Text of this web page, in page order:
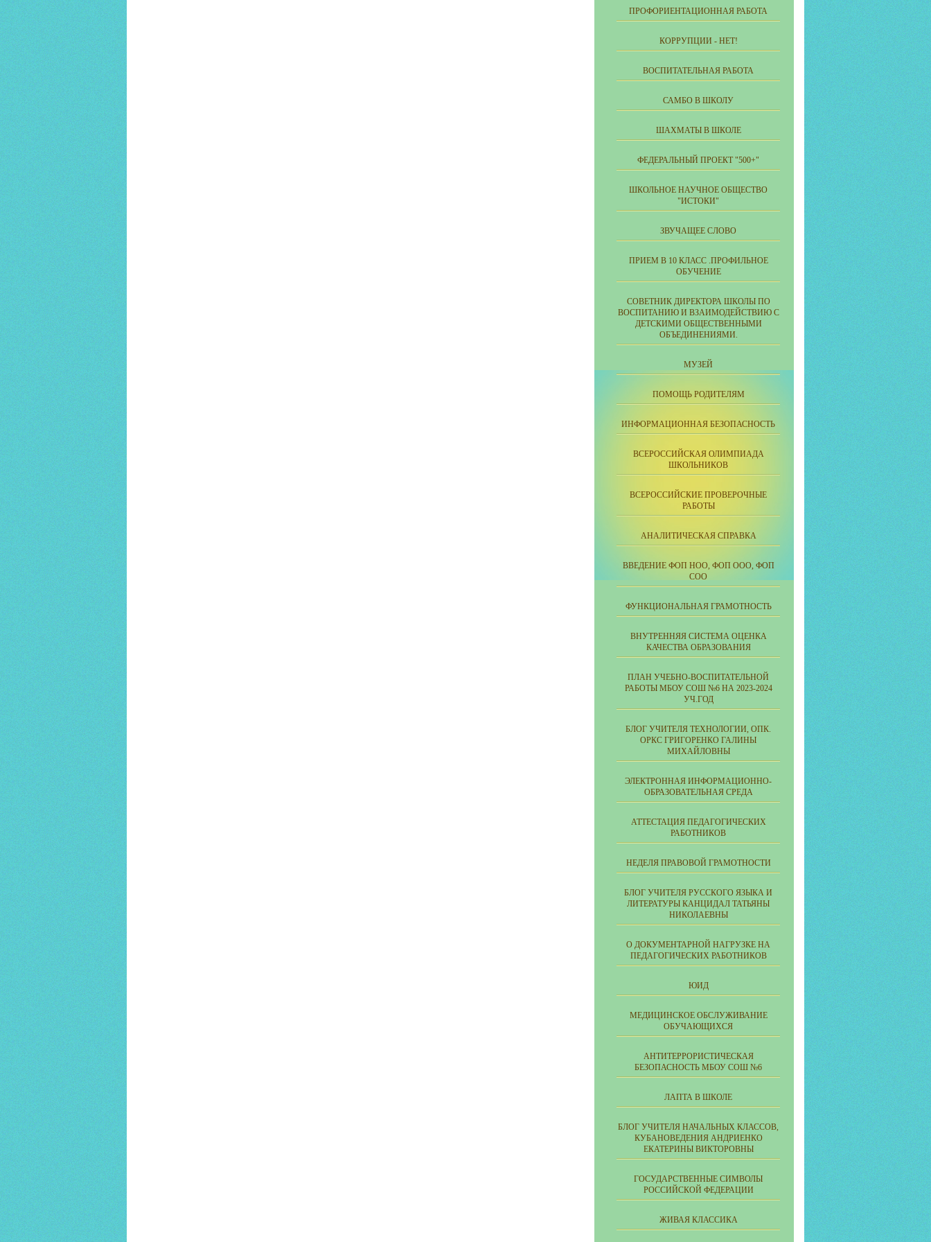
ПРОФОРИЕНТАЦИОННАЯ РАБОТА
КОРРУПЦИИ - НЕТ!
ВОСПИТАТЕЛЬНАЯ РАБОТА
САМБО В ШКОЛУ
ШАХМАТЫ В ШКОЛЕ
ФЕДЕРАЛЬНЫЙ ПРОЕКТ "500+"
ШКОЛЬНОЕ НАУЧНОЕ ОБЩЕСТВО
"ИСТОКИ"
ЗВУЧАЩЕЕ СЛОВО
ПРИЕМ В 10 КЛАСС .ПРОФИЛЬНОЕ
ОБУЧЕНИЕ
СОВЕТНИК ДИРЕКТОРА ШКОЛЫ ПО
ВОСПИТАНИЮ И ВЗАИМОДЕЙСТВИЮ С
ДЕТСКИМИ ОБЩЕСТВЕННЫМИ
ОБЪЕДИНЕНИЯМИ.
МУЗЕЙ
ПОМОЩЬ РОДИТЕЛЯМ
ИНФОРМАЦИОННАЯ БЕЗОПАСНОСТЬ
ВСЕРОССИЙСКАЯ ОЛИМПИАДА
ШКОЛЬНИКОВ
ВСЕРОССИЙСКИЕ ПРОВЕРОЧНЫЕ
РАБОТЫ
АНАЛИТИЧЕСКАЯ СПРАВКА
ВВЕДЕНИЕ ФОП НОО, ФОП ООО, ФОП
СОО
ФУНКЦИОНАЛЬНАЯ ГРАМОТНОСТЬ
ВНУТРЕННЯЯ СИСТЕМА ОЦЕНКА
КАЧЕСТВА ОБРАЗОВАНИЯ
ПЛАН УЧЕБНО-ВОСПИТАТЕЛЬНОЙ
РАБОТЫ МБОУ СОШ №6 НА 2023-2024
УЧ.ГОД
БЛОГ УЧИТЕЛЯ ТЕХНОЛОГИИ, ОПК.
ОРКС ГРИГОРЕНКО ГАЛИНЫ
МИХАЙЛОВНЫ
ЭЛЕКТРОННАЯ ИНФОРМАЦИОННО-
ОБРАЗОВАТЕЛЬНАЯ СРЕДА
АТТЕСТАЦИЯ ПЕДАГОГИЧЕСКИХ
РАБОТНИКОВ
НЕДЕЛЯ ПРАВОВОЙ ГРАМОТНОСТИ
БЛОГ УЧИТЕЛЯ РУССКОГО ЯЗЫКА И
ЛИТЕРАТУРЫ КАНЦИДАЛ ТАТЬЯНЫ
НИКОЛАЕВНЫ
О ДОКУМЕНТАРНОЙ НАГРУЗКЕ НА
ПЕДАГОГИЧЕСКИХ РАБОТНИКОВ
ЮИД
МЕДИЦИНСКОЕ ОБСЛУЖИВАНИЕ
ОБУЧАЮЩИХСЯ
АНТИТЕРРОРИСТИЧЕСКАЯ
БЕЗОПАСНОСТЬ МБОУ СОШ №6
ЛАПТА В ШКОЛЕ
БЛОГ УЧИТЕЛЯ НАЧАЛЬНЫХ КЛАССОВ,
КУБАНОВЕДЕНИЯ АНДРИЕНКО
ЕКАТЕРИНЫ ВИКТОРОВНЫ
ГОСУДАРСТВЕННЫЕ СИМВОЛЫ
РОССИЙСКОЙ ФЕДЕРАЦИИ
ЖИВАЯ КЛАССИКА